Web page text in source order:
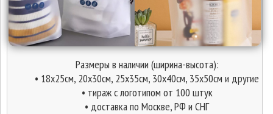
Размеры в наличии (ширина-высота):
• 18х25см, 20х30см, 25х35см, 30х40см, 35х50см и другие
• тираж с логотипом от 100 штук
• доставка по Москве, РФ и СНГ